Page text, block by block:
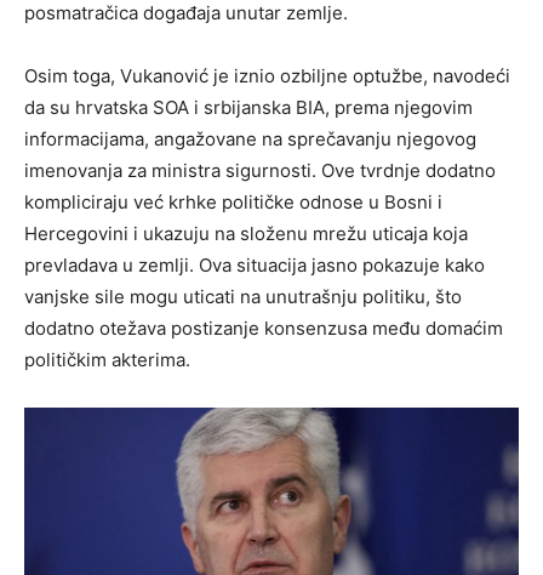
posmatračica događaja unutar zemlje.
Osim toga, Vukanović je iznio ozbiljne optužbe, navodeći
da su hrvatska SOA i srbijanska BIA, prema njegovim
informacijama, angažovane na sprečavanju njegovog
imenovanja za ministra sigurnosti. Ove tvrdnje dodatno
kompliciraju već krhke političke odnose u Bosni i
Hercegovini i ukazuju na složenu mrežu uticaja koja
prevladava u zemlji. Ova situacija jasno pokazuje kako
vanjske sile mogu uticati na unutrašnju politiku, što
dodatno otežava postizanje konsenzusa među domaćim
političkim akterima.